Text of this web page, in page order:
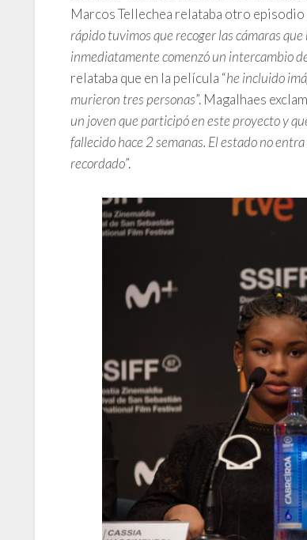
Marcos Tellechea relataba otro episodio
rápido tuvimos que recoger las cámaras
inmediatamente comenzó un intercambio
relataba que en la película “he incluido
murieron tres personas”. Magalhaes
un joven que participó en este proyecto y
fallecido hace 2 semanas. El estado no
recordado”.